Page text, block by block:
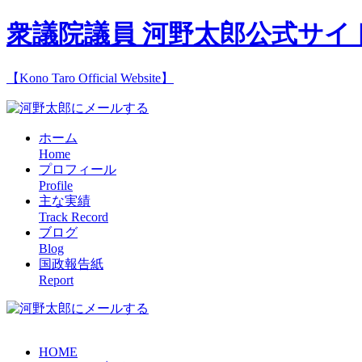
衆議院議員 河野太郎公式サイ
【Kono Taro Official Website】
ホーム
Home
プロフィール
Profile
主な実績
Track Record
ブログ
Blog
国政報告紙
Report
HOME